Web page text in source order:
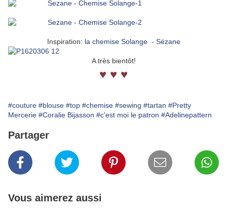
Inspiration: la chemise Solange - Sézane
A très bientôt!
♥ ♥ ♥
#couture #blouse #top #chemise #sewing #tartan #Pretty
Mercerie #Coralie Bijasson #c'est moi le patron #Adelinepattern
Partager
Vous aimerez aussi